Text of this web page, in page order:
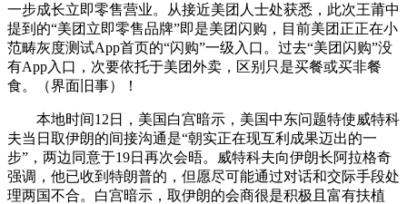
一步成长立即零售营业。从接近美团人士处获悉，此次王莆中
提到的“美团立即零售品牌”即是美团闪购，目前美团正正在小
范畴灰度测试App首页的“闪购”一级入口。过去“美团闪购”没
有App入口，次要依托于美团外卖，区别只是买餐或买非餐
食。（界面旧事）！
本地时间12日，美国白宫暗示，美国中东问题特使威特科
夫当日取伊朗的间接沟通是“朝实正在现互利成果迈出的一
步”，两边同意于19日再次会晤。威特科夫向伊朗长阿拉格奇
强调，他已收到特朗普的，但愿尽可能通过对话和交际手段处
理两国不合。白宫暗示，取伊朗的会商很是积极且富有扶植